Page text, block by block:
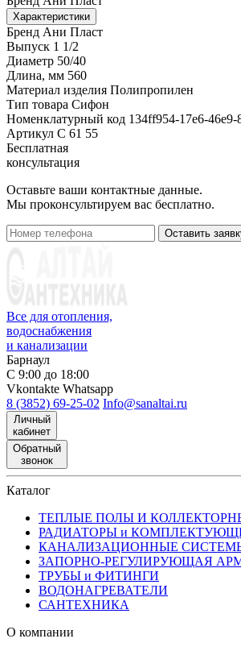
Характеристики
Бренд Ани Пласт
Выпуск 1 1/2
Диаметр 50/40
Длина, мм 560
Материал изделия Полипропилен
Тип товара Сифон
Номенклатурный код 134ff954-17e6-46e9-
Артикул С 61 55
Бесплатная
консультация
Оставьте ваши контактные данные.
Мы проконсультируем вас бесплатно.
Оставить
Все для отопления,
водоснабжения
и канализации
Барнаул
С 9:00 до 18:00
Vkontakte Whatsapp
8 (3852) 69-25-02 Info@sanaltai.ru
Личный
кабинет
Обратный
звонок
Каталог
ТЕПЛЫЕ ПОЛЫ И
РАДИАТОРЫ и
КАНАЛИЗАЦИОННЫЕ
ЗАПОРНО-РЕГУЛИРУЮЩАЯ
ТРУБЫ и ФИТИНГИ
ВОДОНАГРЕВАТЕЛИ
САНТЕХНИКА
О компании